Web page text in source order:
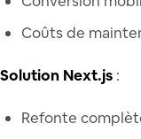
Coûts de
Solution Next.js :
Refonte